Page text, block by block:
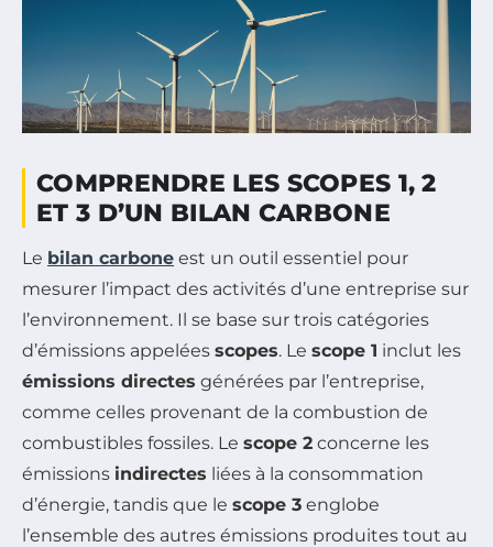
COMPRENDRE LES SCOPES 1, 2
ET 3 D’UN BILAN CARBONE
Le bilan carbone est un outil essentiel pour
mesurer l’impact des activités d’une entreprise sur
l’environnement. Il se base sur trois catégories
d’émissions appelées scopes. Le scope 1 inclut les
émissions directes générées par l’entreprise,
comme celles provenant de la combustion de
combustibles fossiles. Le scope 2 concerne les
émissions indirectes liées à la consommation
d’énergie, tandis que le scope 3 englobe
l’ensemble des autres émissions produites tout au